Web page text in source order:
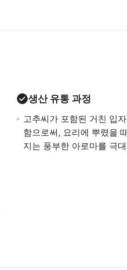
생산 유통 과정
고추씨가 포함된 거친 입
함으로써, 요리에 뿌렸을
지는 풍부한 아로마를 극